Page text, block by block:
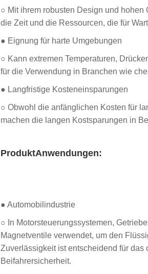
○ Mit ihrem robusten Design und
die Zeit und die Ressourcen, die für
● Eignung für harte Umgebungen
○ Kann extremen Temperaturen,
für die Verwendung in Branchen wie
● Langfristige Kosteneinsparungen
○ Obwohl die anfänglichen Kosten für
machen die langen Kostsparungen in
ProduktAnwendungen:
● Automobilindustrie
○ In Motorsteuerungssystemen,
Magnetventile verwendet, um den
Zuverlässigkeit ist entscheidend für
Beifahrersicherheit.